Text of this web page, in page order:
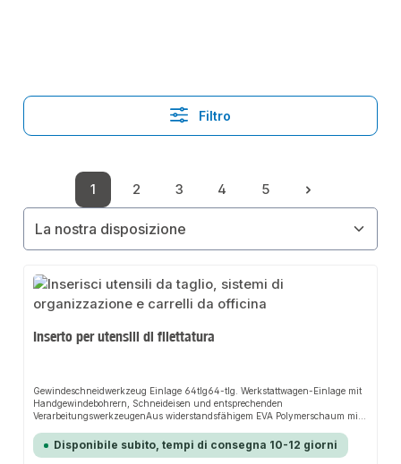
Filtro
Pagina
1
Pagina
2
Pagina
3
Pagina
4
Pagina
5
Inserto per utensili di filettatura
Gewindeschneidwerkzeug Einlage 64tlg64-tlg. Werkstattwagen-Einlage mit
Handgewindebohrern, Schneideisen und entsprechenden
VerarbeitungswerkzeugenAus widerstandsfähigem EVA Polymerschaum mit
gut lesbare Werkzeugbeschriftung für mehr ÜbersichtlichkeitHochwertige
Optik, höhere Stabilität und geringere Schmutzanfälligkeit durch
Disponibile subito, tempi di consegna 10-12 giorni